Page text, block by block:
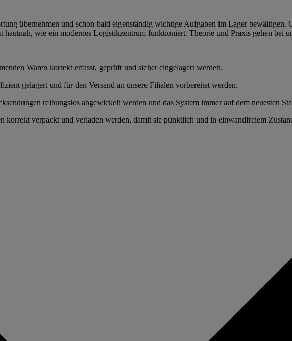
übernehmen und schon bald eigenständig wichtige Aufgaben im Lager bewältigen.
wie ein modernes Logistikzentrum funktioniert. Theorie und Praxis gehen bei
Waren korrekt erfasst, geprüft und sicher eingelagert werden.
gelagert und für den Versand an unsere Filialen vorbereitet werden.
reibungslos abgewickelt werden und das System immer auf dem neuesten
korrekt verpackt und verladen werden, damit sie pünktlich und in einwandfreiem